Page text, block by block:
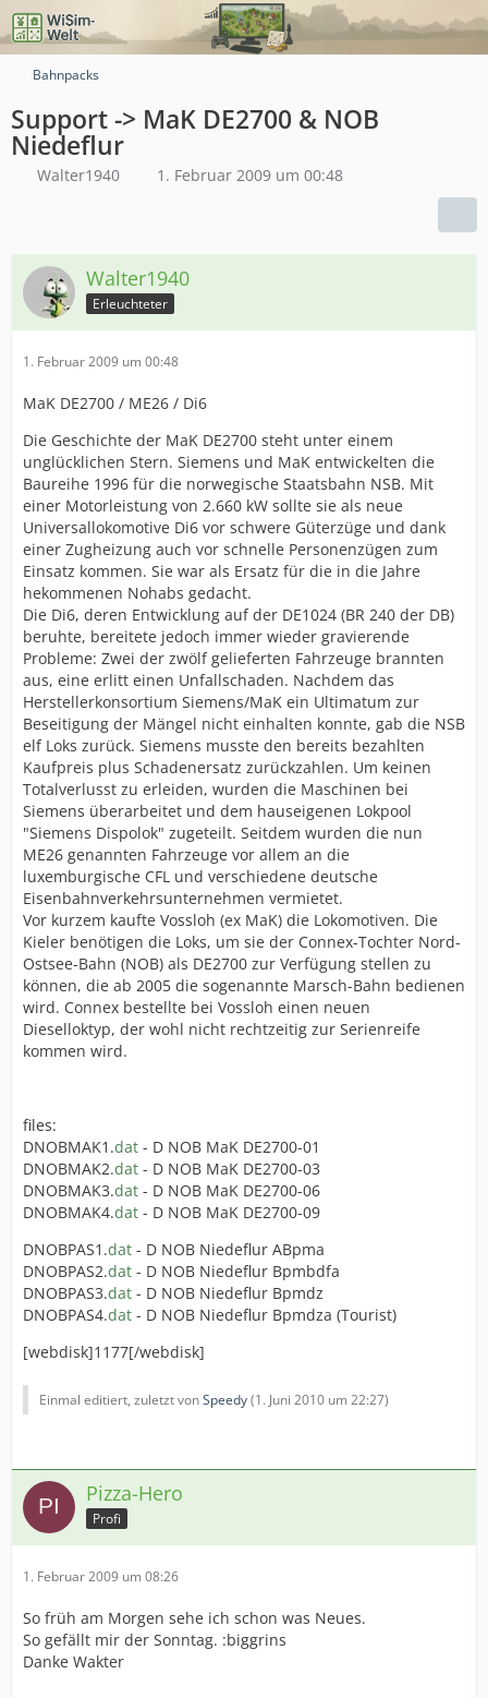
Bahnpacks
Support -> MaK DE2700 & NOB
Niedeflur
Walter1940 1. Februar 2009 um 00:48
Walter1940
Erleuchteter
1. Februar 2009 um 00:48
MaK DE2700 / ME26 / Di6
Die Geschichte der MaK DE2700 steht unter einem
unglücklichen Stern. Siemens und MaK entwickelten die
Baureihe 1996 für die norwegische Staatsbahn NSB. Mit
einer Motorleistung von 2.660 kW sollte sie als neue
Universallokomotive Di6 vor schwere Güterzüge und dank
einer Zugheizung auch vor schnelle Personenzügen zum
Einsatz kommen. Sie war als Ersatz für die in die Jahre
hekommenen Nohabs gedacht.
Die Di6, deren Entwicklung auf der DE1024 (BR 240 der DB)
beruhte, bereitete jedoch immer wieder gravierende
Probleme: Zwei der zwölf gelieferten Fahrzeuge brannten
aus, eine erlitt einen Unfallschaden. Nachdem das
Herstellerkonsortium Siemens/MaK ein Ultimatum zur
Beseitigung der Mängel nicht einhalten konnte, gab die NSB
elf Loks zurück. Siemens musste den bereits bezahlten
Kaufpreis plus Schadenersatz zurückzahlen. Um keinen
Totalverlusst zu erleiden, wurden die Maschinen bei
Siemens überarbeitet und dem hauseigenen Lokpool
"Siemens Dispolok" zugeteilt. Seitdem wurden die nun
ME26 genannten Fahrzeuge vor allem an die
luxemburgische CFL und verschiedene deutsche
Eisenbahnverkehrsunternehmen vermietet.
Vor kurzem kaufte Vossloh (ex MaK) die Lokomotiven. Die
Kieler benötigen die Loks, um sie der Connex-Tochter Nord-
Ostsee-Bahn (NOB) als DE2700 zur Verfügung stellen zu
können, die ab 2005 die sogenannte Marsch-Bahn bedienen
wird. Connex bestellte bei Vossloh einen neuen
Dieselloktyp, der wohl nicht rechtzeitig zur Serienreife
kommen wird.
files:
DNOBMAK1.dat - D NOB MaK DE2700-01
DNOBMAK2.dat - D NOB MaK DE2700-03
DNOBMAK3.dat - D NOB MaK DE2700-06
DNOBMAK4.dat - D NOB MaK DE2700-09
DNOBPAS1.dat - D NOB Niedeflur ABpma
DNOBPAS2.dat - D NOB Niedeflur Bpmbdfa
DNOBPAS3.dat - D NOB Niedeflur Bpmdz
DNOBPAS4.dat - D NOB Niedeflur Bpmdza (Tourist)
[webdisk]1177[/webdisk]
Einmal editiert, zuletzt vonSpeedy(1. Juni 2010 um 22:27)
Pizza-Hero
Profi
1. Februar 2009 um 08:26
So früh am Morgen sehe ich schon was Neues.
So gefällt mir der Sonntag. :biggrins
Danke Wakter